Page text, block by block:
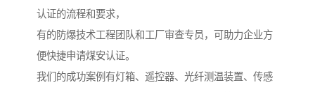
认证的流程和要求，
有的防爆技术工程团队和工厂审查专员，可助力企业方
便快捷申请煤安认证。
我们的成功案例有灯箱、遥控器、光纤测温装置、传感